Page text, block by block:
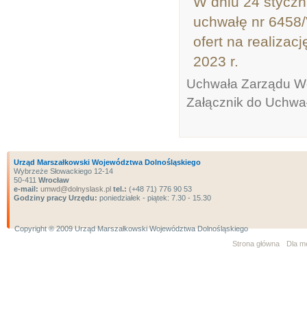
uchwałę nr
ofert na
2023 r.
Uchwała Zarządu
Załącznik do
Urząd Marszałkowski Województwa Dolnośląskiego
Wybrzeże Słowackiego 12-14
50-411 Wrocław
e-mail: umwd@dolnyslask.pl tel.: (+48 71) 776 90 53
Godziny pracy Urzędu: poniedziałek - piątek: 7.30 - 15.30
Copyright ® 2009 Urząd Marszałkowski Województwa Dolnośląskiego
Strona główna
Dla